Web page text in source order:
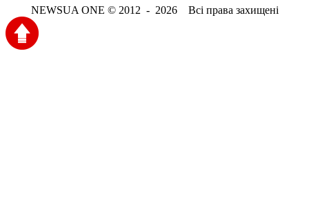
NEWSUA ONE © 2012 - 2026 Всі права захищені